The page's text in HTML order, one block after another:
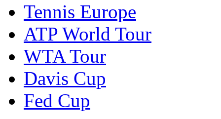
Tennis Europe
ATP World Tour
WTA Tour
Davis Cup
Fed Cup